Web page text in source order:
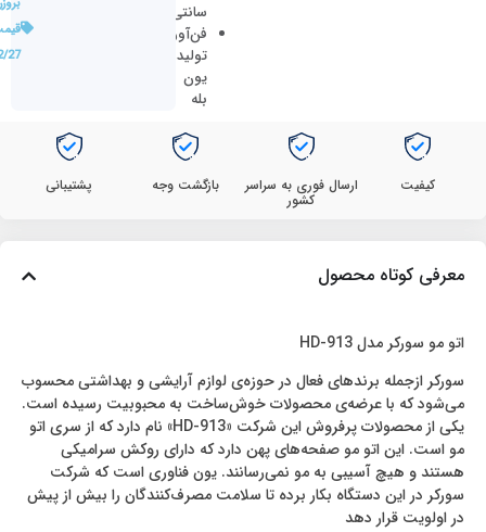
سانتی‌گراد
فن‌آوری
تولید
یون
بله
27
کیفیت ارسال فوری به سراسر
کشور
بازگشت وجه پشتیبانی
معرفی کوتاه محصول
اتو مو سورکر مدل HD-913
سورکر ازجمله برند‌های فعال در حوزه‌ی لوازم آرایشی و بهداشتی محسوب
می‌شود که با عرضه‌ی محصولات خوش‌ساخت به محبوبیت رسیده است.
یکی از محصولات پرفروش این شرکت «HD-913» نام دارد که از سری اتو
مو است. این اتو مو صفحه‌های پهن دارد که دارای روکش سرامیکی
هستند و هیچ آسیبی به مو نمی‌رسانند. یون فناوری است که شرکت
سورکر در این دستگاه بکار برده تا سلامت مصرف‌کنندگان را بیش از پیش
در اولویت قرار دهد